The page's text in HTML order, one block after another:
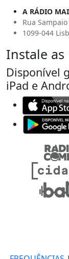
A RÁDIO
Rua
1099-044
Instale as
Disponível
iPad e